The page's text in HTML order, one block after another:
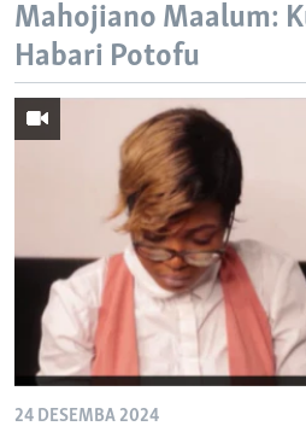
Mahojiano Maalum:
Habari Potofu
24 DESEMBA 2024